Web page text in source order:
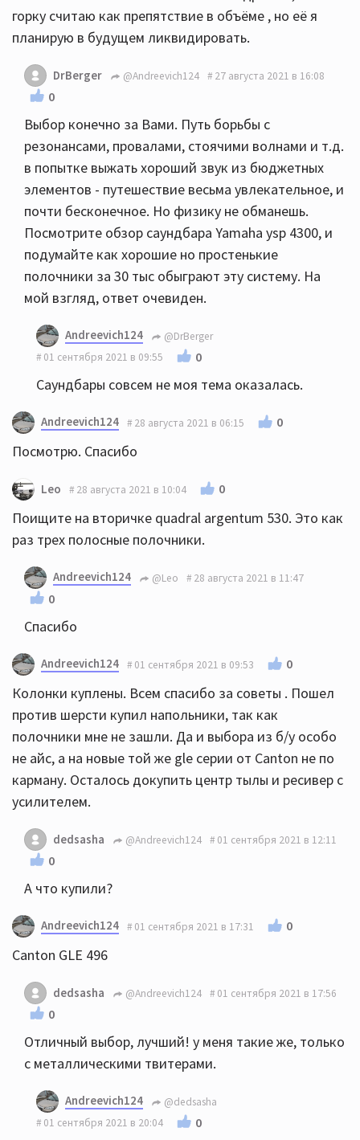
горку считаю как препятствие в объёме , но её я
планирую в будущем ликвидировать.
DrBerger @Andreevich124 27 августа 2021 в 16:08
0
Выбор конечно за Вами. Путь борьбы с
резонансами, провалами, стоячими волнами и т.д.
в попытке выжать хороший звук из бюджетных
элементов - путешествие весьма увлекательное, и
почти бесконечное. Но физику не обманешь.
Посмотрите обзор саундбара Yamaha ysp 4300, и
подумайте как хорошие но простенькие
полочники за 30 тыс обыграют эту систему. На
мой взгляд, ответ очевиден.
Andreevich124
@DrBerger
01 сентября 2021 в 09:55
0
Саундбары совсем не моя тема оказалась.
Andreevich124 28 августа 2021 в 06:15 0
Посмотрю. Спасибо
Leo 28 августа 2021 в 10:04 0
Поищите на вторичке quadral argentum 530. Это как
раз трех полосные полочники.
Andreevich124 @Leo 28 августа 2021 в 11:47
0
Спасибо
Andreevich124 01 сентября 2021 в 09:53 0
Колонки куплены. Всем спасибо за советы . Пошел
против шерсти купил напольники, так как
полочники мне не зашли. Да и выбора из б/у особо
не айс, а на новые той же gle серии от Canton не по
карману. Осталось докупить центр тылы и ресивер с
усилителем.
dedsasha @Andreevich124 01 сентября 2021 в 12:11
0
А что купили?
Andreevich124 01 сентября 2021 в 17:31 0
Canton GLE 496
dedsasha @Andreevich124 01 сентября 2021 в 17:56
0
Отличный выбор, лучший! у меня такие же, только
с металлическими твитерами.
Andreevich124
@dedsasha
01 сентября 2021 в 20:04
0